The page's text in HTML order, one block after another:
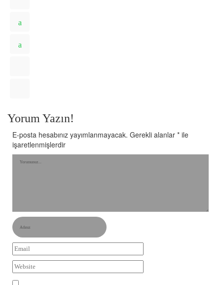
Yorum Yazın!
E-posta hesabınız yayımlanmayacak. Gerekli alanlar * ile
işaretlenmişlerdir